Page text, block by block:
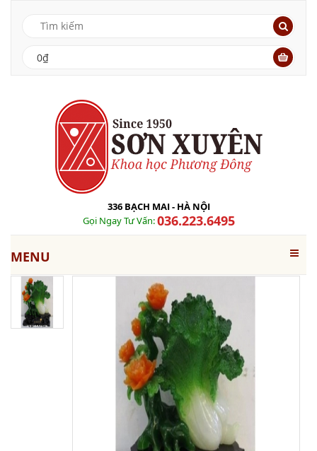
0₫
336 BẠCH MAI - HÀ NỘI
Gọi Ngay Tư Vấn:036.223.6495
MENU